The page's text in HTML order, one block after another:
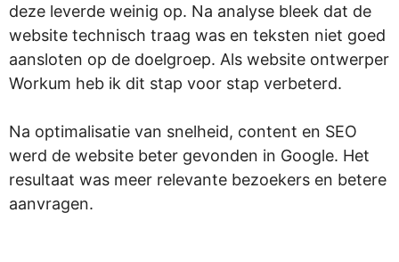
deze leverde weinig op. Na analyse bleek dat de
website technisch traag was en teksten niet goed
aansloten op de doelgroep. Als website ontwerper
Workum heb ik dit stap voor stap verbeterd.
Na optimalisatie van snelheid, content en SEO
werd de website beter gevonden in Google. Het
resultaat was meer relevante bezoekers en betere
aanvragen.